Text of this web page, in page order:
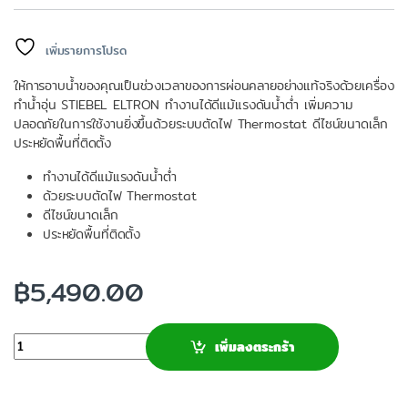
เพิ่มรายการโปรด
ให้การอาบน้ำของคุณเป็นช่วงเวลาของการผ่อนคลายอย่างแท้จริงด้วยเครื่อง
ทำน้ำอุ่น STIEBEL ELTRON ทำงานได้ดีแม้แรงดันน้ำต่ำ เพิ่มความ
ปลอดภัยในการใช้งานยิ่งขึ้นด้วยระบบตัดไฟ Thermostat ดีไซน์ขนาดเล็ก
ประหยัดพื้นที่ติดตั้ง
ทำงานได้ดีแม้แรงดันน้ำต่ำ
ด้วยระบบตัดไฟ Thermostat
ดีไซน์ขนาดเล็ก
ประหยัดพื้นที่ติดตั้ง
฿5,490.00
จำนวน เพิ่มลงตระกร้า